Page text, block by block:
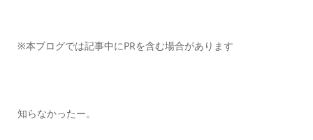
※本ブログでは記事中にPRを含む場合があります
知らなかったー。